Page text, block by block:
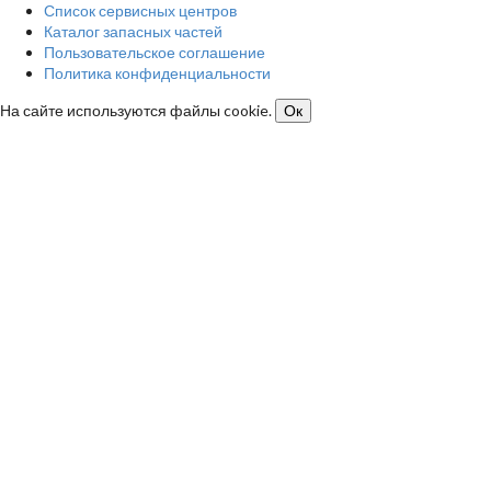
Список сервисных центров
Каталог запасных частей
Пользовательское соглашение
Политика конфиденциальности
На сайте используются файлы cookie.
Ок